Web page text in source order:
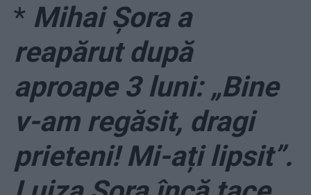
* Mihai Șora a
reapărut după
aproape 3 luni: „Bine
v-am regăsit, dragi
prieteni! Mi-ați lipsit”.